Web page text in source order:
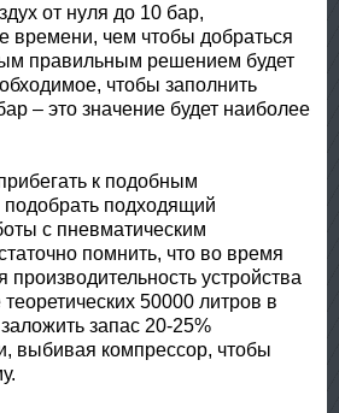
от нуля до 10 бар,
времени, чем чтобы добраться
правильным решением будет
чтобы заполнить
– это значение будет наиболее
к подобным
подходящий
с пневматическим
помнить, что во время
производительность устройства
50000 литров в
запас 20-25%
выбивая компрессор, чтобы